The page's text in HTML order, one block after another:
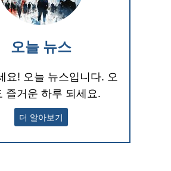
오늘 뉴스
요! 오늘 뉴스입니다. 오
즐거운 하루 되세요.
더 알아보기